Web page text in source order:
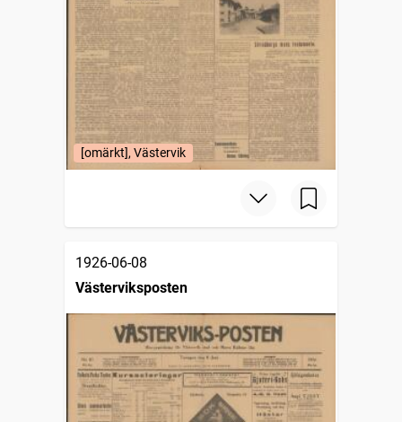
[omärkt], Västervik
1926-06-08
Västerviksposten